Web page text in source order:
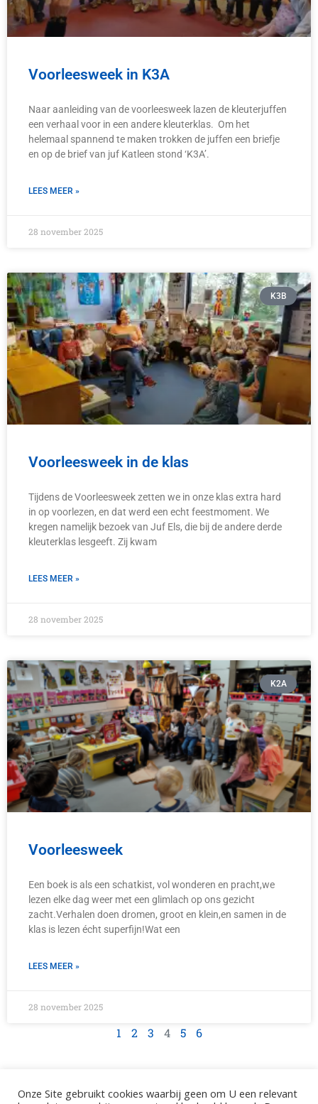
Voorleesweek in K3A
Naar aanleiding van de voorleesweek lazen de kleuterjuffen
een verhaal voor in een andere kleuterklas. Om het
helemaal spannend te maken trokken de juffen een briefje
en op de brief van juf Katleen stond ‘K3A’.
LEES MEER »
28 november 2025
K3B
Voorleesweek in de klas
Tijdens de Voorleesweek zetten we in onze klas extra hard
in op voorlezen, en dat werd een echt feestmoment. We
kregen namelijk bezoek van Juf Els, die bij de andere derde
kleuterklas lesgeeft. Zij kwam
LEES MEER »
28 november 2025
K2A
Voorleesweek
Een boek is als een schatkist, vol wonderen en pracht,we
lezen elke dag weer met een glimlach op ons gezicht
zacht.Verhalen doen dromen, groot en klein,en samen in de
klas is lezen écht superfijn!Wat een
LEES MEER »
28 november 2025
1 2 3 4 5 6
Onze Site gebruikt cookies waarbij geen om U een relevant